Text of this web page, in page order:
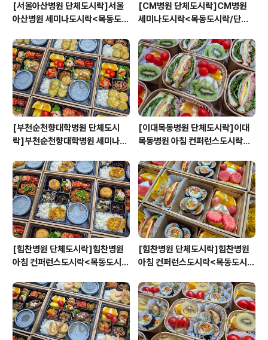
[서울아산병원 단체도시락]서울
아산병원 세미나도시락<목동도시
원스피크닉>
[CM병원 단체도시락]CM병원
세미나도시락<목동도시락/단체
닉>
[부천순천향대학병원 단체도시
락]부천순천향대학병원 세미나도
시락케이터링:원스피크닉>
[이대목동병원 단체도시락]이대
목동병원 아침 컨퍼런스도시락<
이터링:원스피크닉>
[힘찬병원 단체도시락]힘찬병원
아침 컨퍼런스도시락<목동도시
원스피크닉>
[힘찬병원 단체도시락]힘찬병원
아침 컨퍼런스도시락<목동도시
원스피크닉>